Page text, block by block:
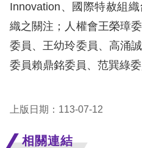
站
資
料
開
宣
Innovation、國際特赦組
織之關注；人權會王榮璋
委員、王幼玲委員、高涌
委員賴鼎銘委員、范巽綠委
上版日期：113-07-12
相關連結